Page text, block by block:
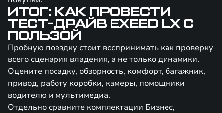
ИТОГ: КАК ПРОВЕСТИ
ТЕСТ-ДРАЙВ EXEED LX С
ПОЛЬЗОЙ
Пробную поездку стоит воспринимать как проверку
всего сценария владения, а не только динамики.
Оцените посадку, обзорность, комфорт, багажник,
привод, работу коробки, камеры, помощники
водителю и мультимедиа.
Отдельно сравните комплектации Бизнес,